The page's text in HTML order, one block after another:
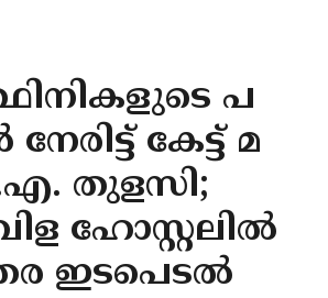
പ
കേട്ട് മ
തുളസി;
ഹോസ്റ്റലിൽ
ഇടപെടൽ